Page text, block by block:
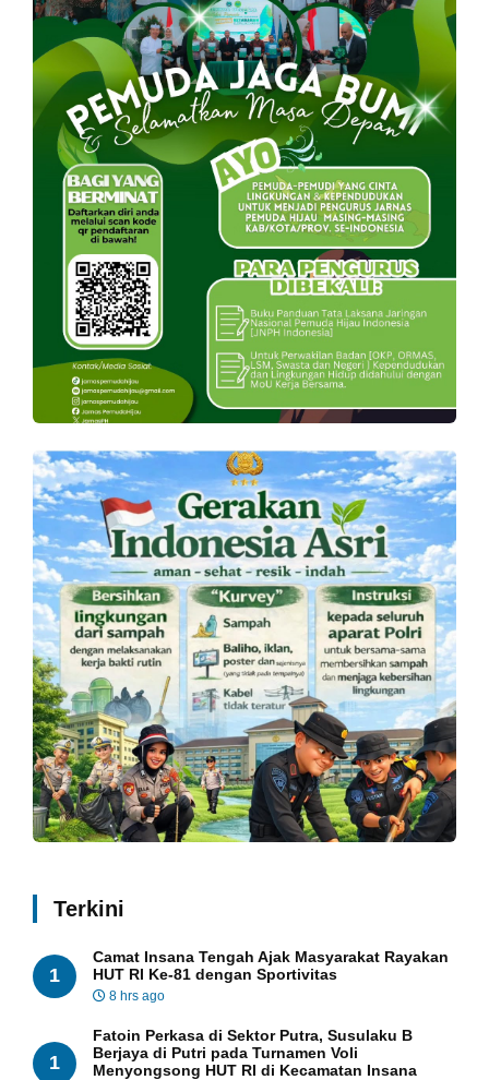
Terkini
1
Camat Insana Tengah Ajak Masyarakat Rayakan
HUT RI Ke-81 dengan Sportivitas
8 hrs ago
1
Fatoin Perkasa di Sektor Putra, Susulaku B
Berjaya di Putri pada Turnamen Voli
Menyongsong HUT RI di Kecamatan Insana